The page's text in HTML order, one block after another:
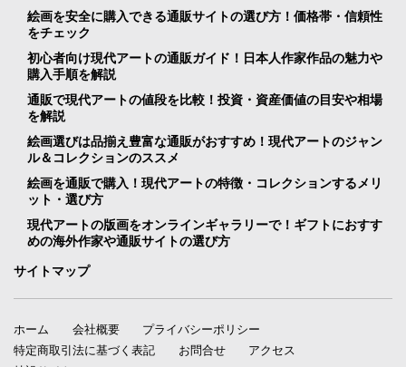
絵画を安全に購入できる通販サイトの選び方！価格帯・信頼性
をチェック
初心者向け現代アートの通販ガイド！日本人作家作品の魅力や
購入手順を解説
通販で現代アートの値段を比較！投資・資産価値の目安や相場
を解説
絵画選びは品揃え豊富な通販がおすすめ！現代アートのジャン
ル＆コレクションのススメ
絵画を通販で購入！現代アートの特徴・コレクションするメリ
ット・選び方
現代アートの版画をオンラインギャラリーで！ギフトにおすす
めの海外作家や通販サイトの選び方
サイトマップ
ホーム 会社概要
プライバシーポリシー
特定商取引法に基づく表記
お問合せ
アクセス